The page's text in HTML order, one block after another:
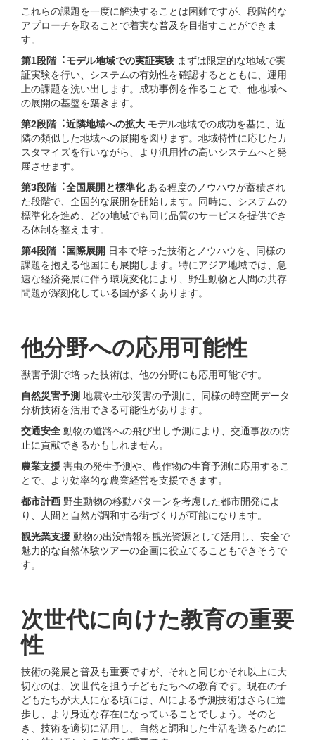
これらの課題を⼀度に解決することは困難ですが、段階的な
アプローチを取ることで着実な普及を⽬指すことができま
す。
第1段階︓モデル地域での実証実験 まずは限定的な地域で実
証実験を⾏い、システムの有効性を確認するとともに、運⽤
上の課題を洗い出します。成功事例を作ることで、他地域へ
の展開の基盤を築きます。
第2段階︓近隣地域への拡⼤ モデル地域での成功を基に、近
隣の類似した地域への展開を図ります。地域特性に応じたカ
スタマイズを⾏いながら、より汎⽤性の⾼いシステムへと発
展させます。
第3段階︓全国展開と標準化ある程度のノウハウが蓄積され
た段階で、全国的な展開を開始します。同時に、システムの
標準化を進め、どの地域でも同じ品質のサービスを提供でき
る体制を整えます。
第4段階︓国際展開 ⽇本で培った技術とノウハウを、同様の
課題を抱える他国にも展開します。特にアジア地域では、急
速な経済発展に伴う環境変化により、野⽣動物と⼈間の共存
問題が深刻化している国が多くあります。
他分野への応⽤可能性
獣害予測で培った技術は、他の分野にも応⽤可能です。
⾃然災害予測 地震や⼟砂災害の予測に、同様の時空間データ
分析技術を活⽤できる可能性があります。
交通安全 動物の道路への⾶び出し予測により、交通事故の防
⽌に貢献できるかもしれません。
農業⽀援 害⾍の発⽣予測や、農作物の⽣育予測に応⽤するこ
とで、より効率的な農業経営を⽀援できます。
都市計画 野⽣動物の移動パターンを考慮した都市開発によ
り、⼈間と⾃然が調和する街づくりが可能になります。
観光業⽀援 動物の出没情報を観光資源として活⽤し、安全で
魅⼒的な⾃然体験ツアーの企画に役⽴てることもできそうで
す。
次世代に向けた教育の重要
性
技術の発展と普及も重要ですが、それと同じかそれ以上に⼤
切なのは、次世代を担う⼦どもたちへの教育です。現在の⼦
どもたちが⼤⼈になる頃には、AIによる予測技術はさらに進
歩し、より⾝近な存在になっていることでしょう。そのと
き、技術を適切に活⽤し、⾃然と調和した⽣活を送るために